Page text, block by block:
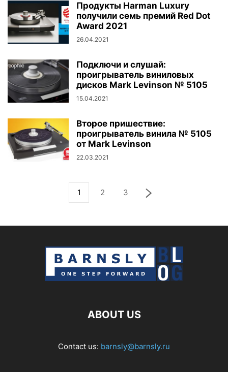
Продукты Harman Luxury
получили семь премий Red Dot
Award 2021
26.04.2021
Подключи и слушай:
проигрыватель виниловых
дисков Mark Levinson № 5105
15.04.2021
Второе пришествие:
проигрыватель винила № 5105
от Mark Levinson
22.03.2021
1 2 3
ABOUT US
Contact us: barnsly@barnsly.ru